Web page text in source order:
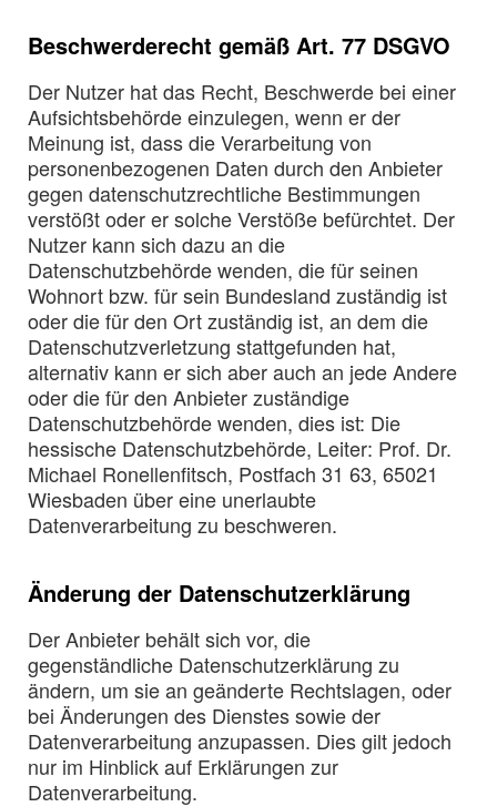
Beschwerderecht gemäß Art. 77 DSGVO
Der Nutzer hat das Recht, Beschwerde bei einer
Aufsichtsbehörde einzulegen, wenn er der
Meinung ist, dass die Verarbeitung von
personenbezogenen Daten durch den Anbieter
gegen datenschutzrechtliche Bestimmungen
verstößt oder er solche Verstöße befürchtet. Der
Nutzer kann sich dazu an die
Datenschutzbehörde wenden, die für seinen
Wohnort bzw. für sein Bundesland zuständig ist
oder die für den Ort zuständig ist, an dem die
Datenschutzverletzung stattgefunden hat,
alternativ kann er sich aber auch an jede Andere
oder die für den Anbieter zuständige
Datenschutzbehörde wenden, dies ist: Die
hessische Datenschutzbehörde, Leiter: Prof. Dr.
Michael Ronellenfitsch, Postfach 31 63, 65021
Wiesbaden über eine unerlaubte
Datenverarbeitung zu beschweren.
Änderung der Datenschutzerklärung
Der Anbieter behält sich vor, die
gegenständliche Datenschutzerklärung zu
ändern, um sie an geänderte Rechtslagen, oder
bei Änderungen des Dienstes sowie der
Datenverarbeitung anzupassen. Dies gilt jedoch
nur im Hinblick auf Erklärungen zur
Datenverarbeitung.